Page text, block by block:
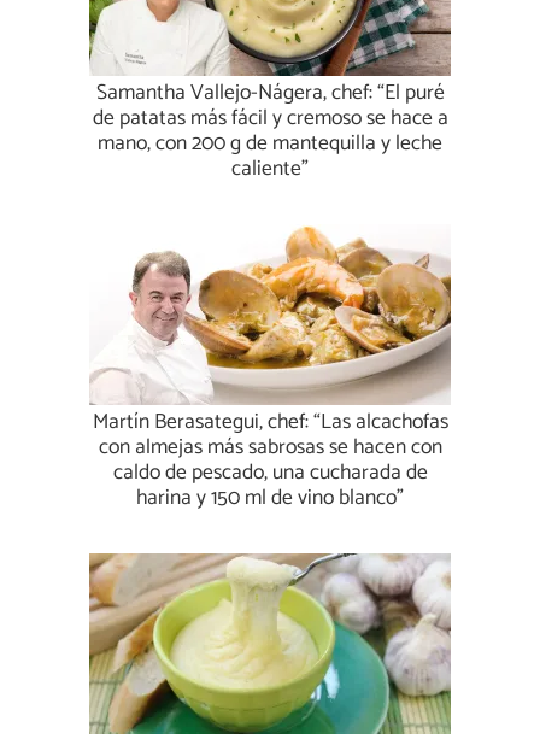
Samantha Vallejo-Nágera, chef: “El puré
de patatas más fácil y cremoso se hace a
mano, con 200 g de mantequilla y leche
caliente”
Martín Berasategui, chef: “Las alcachofas
con almejas más sabrosas se hacen con
caldo de pescado, una cucharada de
harina y 150 ml de vino blanco”